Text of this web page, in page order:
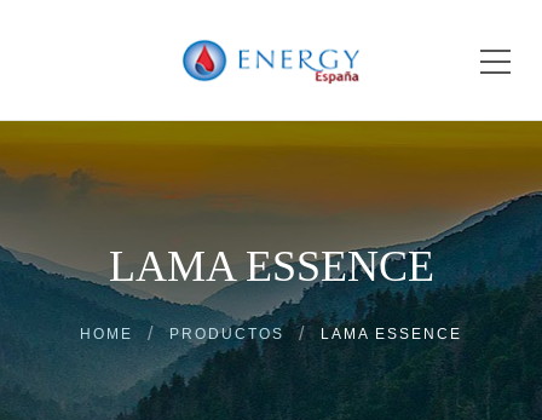
LAMA ESSENCE
HOME PRODUCTOS LAMA ESSENCE